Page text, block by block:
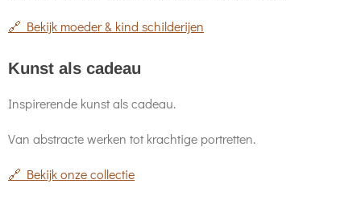
🔗 Bekijk moeder & kind schilderijen
Kunst als cadeau
Inspirerende kunst als cadeau.
Van abstracte werken tot krachtige portretten.
🔗 Bekijk onze collectie